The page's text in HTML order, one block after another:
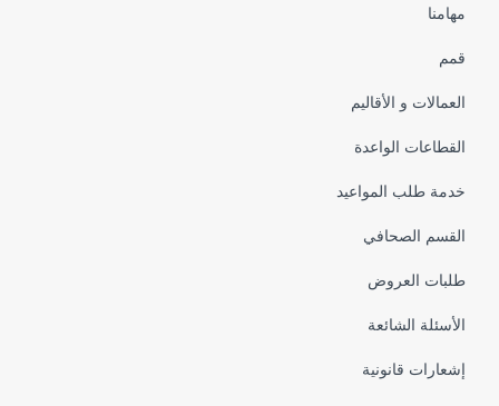
Pied
de
page
مهامنا
قمم
العمالات و الأقاليم
القطاعات الواعدة
خدمة طلب المواعيد
القسم الصحافي
طلبات العروض
الأسئلة الشائعة
إشعارات قانونية